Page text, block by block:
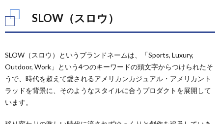
SLOW（スロウ）
SLOW（スロウ）というブランドネームは、「Sports, Luxury,
Outdoor, Work」という4つのキーワードの頭文字からつけられたそ
うで、時代を超えて愛されるアメリカンカジュアル・アメリカント
ラッドを背景に、そのようなスタイルに合うプロダクトを展開して
います。